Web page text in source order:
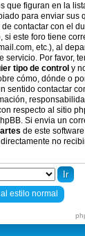
que figuran en la
para enviar sus
contactar con el
si este foro tiene
etc.), al
Por favor,
tipo de control y
cómo, dónde o
sentido contactar
respecto al sitio
Si envia un
de este
no
al estilo normal